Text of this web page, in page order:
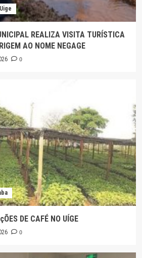
REALIZA VISITA TURÍSTICA
AO NOME NEGAGE
0
DE CAFÉ NO UÍGE
0